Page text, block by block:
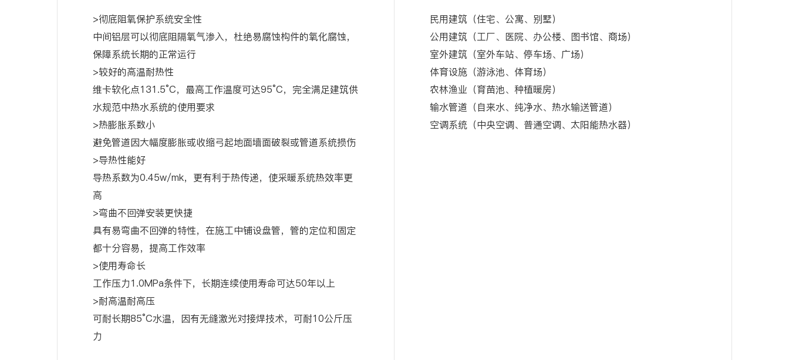
>彻底阻氧保护系统安全性
中间铝层可以彻底阻隔氧气渗入，杜绝易腐蚀构件的氧化腐蚀，
保障系统长期的正常运行
>较好的高温耐热性
维卡软化点131.5°C，最高工作温度可达95°C，完全满足建筑供
水规范中热水系统的使用要求
>热膨胀系数小
避免管道因大幅度膨胀或收缩弓起地面墙面破裂或管道系统损伤
>导热性能好
导热系数为0.45w/mk，更有利于热传递，使采暖系统热效率更
高
>弯曲不回弹安装更快捷
具有易弯曲不回弹的特性，在施工中铺设盘管，管的定位和固定
都十分容易，提高工作效率
>使用寿命长
工作压力1.0MPa条件下，长期连续使用寿命可达50年以上
>耐高温耐高压
可耐长期85°C水温，因有无缝激光对接焊技术，可耐10公斤压
力
民用建筑（住宅、公寓、别墅）
公用建筑（工厂、医院、办公楼、图书馆、商场）
室外建筑（室外车站、停车场、广场）
体育设施（游泳池、体育场）
农林渔业（育苗池、种植暖房）
输水管道（自来水、纯净水、热水输送管道）
空调系统（中央空调、普通空调、太阳能热水器）